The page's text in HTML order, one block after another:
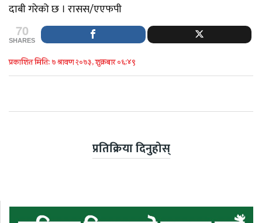
दाबी गरेको छ । रासस/एएफपी
70
SHARES
प्रकाशित मिति: ७ श्रावण २०७३, शुक्रबार ०६:४९
प्रतिक्रिया दिनुहोस्